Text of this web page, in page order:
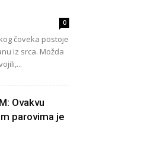
0
čoveka postoje
iz srca. Možda
Ovakvu
parovima je